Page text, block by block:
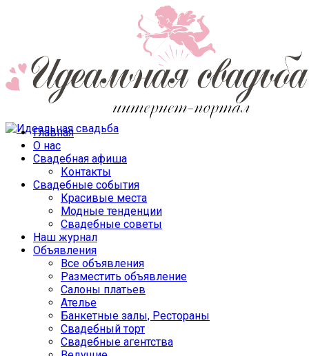
Главная
О нас
Свадебная афиша
Контакты
Свадебные события
Красивые места
Модные тенденции
Свадебные советы
Наш журнал
Объявления
Все объявления
Разместить объявление
Салоны платьев
Ателье
Банкетные залы, Рестораны
Свадебный торт
Свадебные агентства